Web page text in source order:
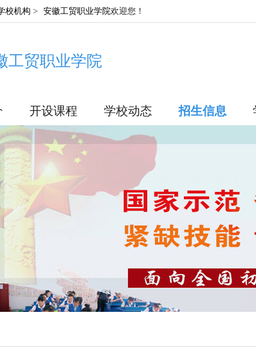
校机构 > 安徽工贸职业学院欢迎您！
工贸职业学院
开设课程 学校动态 招生信息